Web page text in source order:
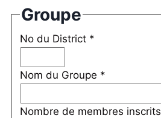
Groupe
No du District *
Nom du Groupe *
Nombre de membres inscrits